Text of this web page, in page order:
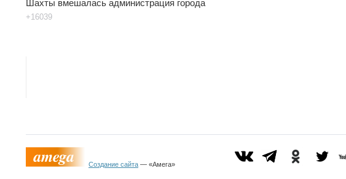
Шахты вмешалась администрация города
+16039
Создание сайта — «Амега»